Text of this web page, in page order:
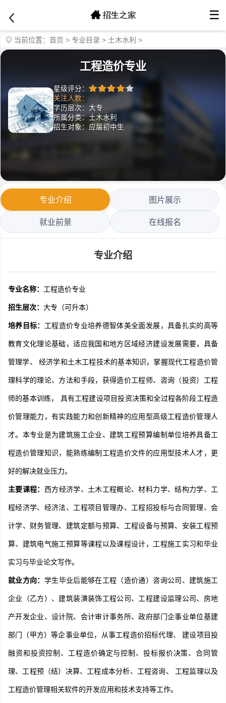
☰
当前位置： 首页 > 专业目录 > 土木水利 >
工程造价专业
星级评分：
关注人数：
学历层次：大专
所属分类：土木水利
招生对象：应届初中生
专业介绍 图片展示
就业前景 在线报名
专业介绍
专业名称： 工程造价专业
招生层次： 大专（可升本）
培养目标： 工程造价专业培养德智体美全面发展，具备扎实的高等
教育文化理论基础，适应我国和地方区域经济建设发展需要，具备
管理学、 经济学和土木工程技术的基本知识，掌握现代工程造价管
理科学的理论、方法和手段，获得造价工程师、咨询（投资）工程
师的基本训练， 具有工程建设项目投资决策和全过程各阶段工程造
价管理能力，有实践能力和创新精神的应用型高级工程造价管理人
才。本专业是为建筑施工企业、建筑工程预算编制单位培养具备工
程造价管理知识，能熟练编制工程造价文件的应用型技术人才，更
好的解决就业压力。
主要课程： 西方经济学、土木工程概论、材料力学、结构力学、工
程经济学、经济法、工程项目管理办、工程招投标与合同管理、会
计学、财务管理、建筑定额与预算、工程设备与预算、安装工程预
算、建筑电气施工预算等课程以及课程设计，工程施工实习和毕业
实习与毕业论文写作。
就业方向： 学生毕业后能够在工程（造价通）咨询公司、建筑施工
企业（乙方）、建筑装潢装饰工程公司、工程建设监理公司、房地
产开发企业、设计院、会计审计事务所、政府部门企事业单位基建
部门（甲方）等企事业单位，从事工程造价招标代理、 建设项目投
融资和投资控制、工程造价确定与控制、投标报价决策、合同管
理、工程预（结）决算、工程成本分析、工程咨询、 工程监理以及
工程造价管理相关软件的开发应用和技术支持等工作。